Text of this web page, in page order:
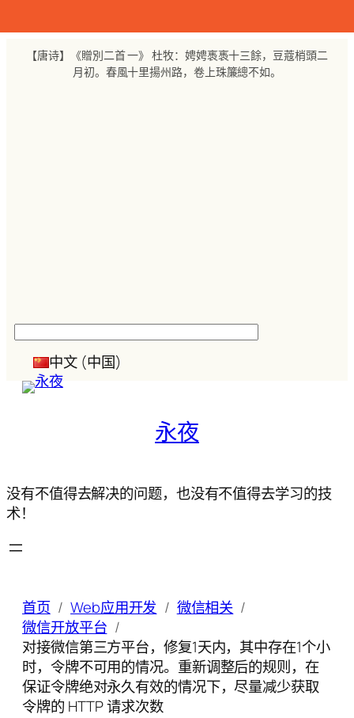
至
【唐诗】《贈別二首 一》 杜牧：娉娉褭褭十三餘，豆蔻梢頭二
月初。春風十里揚州路，卷上珠簾總不如。
中文 (中国)
永夜
没有不值得去解决的问题，也没有不值得去学习的技
术！
首页 Web应用开发
微信相关
微信开放平台
对接微信第三方平台，修复1天内，其中存在1个小
时，令牌不可用的情况。重新调整后的规则，在
保证令牌绝对永久有效的情况下，尽量减少获取
令牌的 HTTP 请求次数